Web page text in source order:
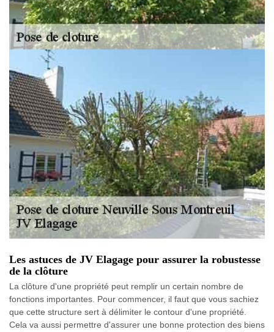
Les astuces de JV Elagage pour assurer la robustesse
de la clôture
La clôture d'une propriété peut remplir un certain nombre de
fonctions importantes. Pour commencer, il faut que vous sachiez
que cette structure sert à délimiter le contour d'une propriété.
Cela va aussi permettre d'assurer une bonne protection des biens